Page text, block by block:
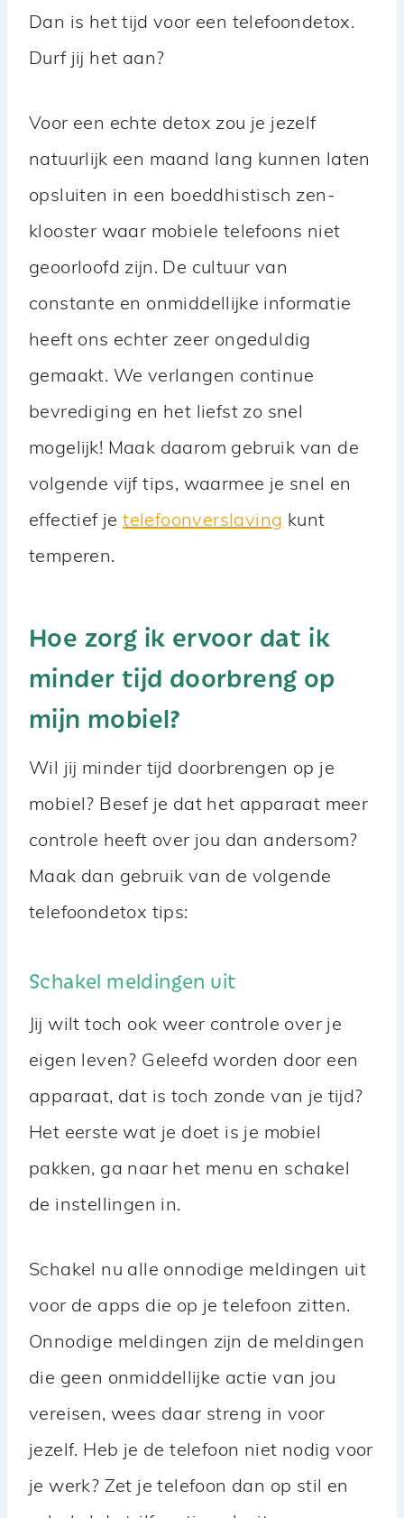
Dan is het tijd voor een telefoondetox.
Durf jij het aan?
Voor een echte detox zou je jezelf
natuurlijk een maand lang kunnen laten
opsluiten in een boeddhistisch zen-
klooster waar mobiele telefoons niet
geoorloofd zijn. De cultuur van
constante en onmiddellijke informatie
heeft ons echter zeer ongeduldig
gemaakt. We verlangen continue
bevrediging en het liefst zo snel
mogelijk! Maak daarom gebruik van de
volgende vijf tips, waarmee je snel en
effectief jetelefoonverslaving kunt
temperen.
Hoe zorg ik ervoor dat ik
minder tijd doorbreng op
mijn mobiel?
Wil jij minder tijd doorbrengen op je
mobiel? Besef je dat het apparaat meer
controle heeft over jou dan andersom?
Maak dan gebruik van de volgende
telefoondetox tips:
Schakel meldingen uit
Jij wilt toch ook weer controle over je
eigen leven? Geleefd worden door een
apparaat, dat is toch zonde van je tijd?
Het eerste wat je doet is je mobiel
pakken, ga naar het menu en schakel
de instellingen in.
Schakel nu alle onnodige meldingen uit
voor de apps die op je telefoon zitten.
Onnodige meldingen zijn de meldingen
die geen onmiddellijke actie van jou
vereisen, wees daar streng in voor
jezelf. Heb je de telefoon niet nodig voor
je werk? Zet je telefoon dan op stil en